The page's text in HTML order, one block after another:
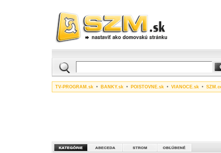
TV-PROGRAM.sk • BANKY.sk • POISTOVNE.sk • VIANOCE.sk •